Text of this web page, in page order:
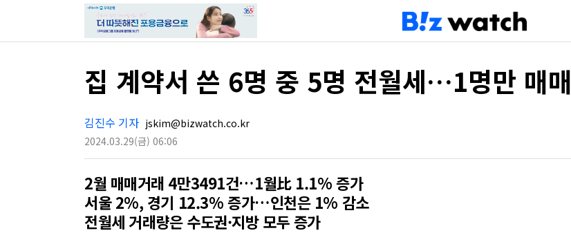
집 계약서 쓴 6명 중 5명 전월세…1명만 매매
김진수 기자 jskim@bizwatch.co.kr
2024.03.29(금) 06:06
2월 매매거래 4만3491건…1월比 1.1% 증가
서울 2%, 경기 12.3% 증가…인천은 1% 감소
전월세 거래량은 수도권·지방 모두 증가